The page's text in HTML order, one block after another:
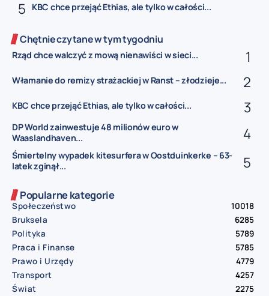
KBC chce przejąć Ethias, ale tylko w całości...
Chętnie czytane w tym tygodniu
Rząd chce walczyć z mową nienawiści w sieci...
Włamanie do remizy strażackiej w Ranst – złodzieje...
KBC chce przejąć Ethias, ale tylko w całości...
DP World zainwestuje 48 milionów euro w
Waaslandhaven...
Śmiertelny wypadek kitesurfera w Oostduinkerke – 63-
latek zginął...
Popularne kategorie
Społeczeństwo
10018
Bruksela
6285
Polityka
5789
Praca i Finanse
5785
Prawo i Urzędy
4779
Transport
4257
Świat
2275